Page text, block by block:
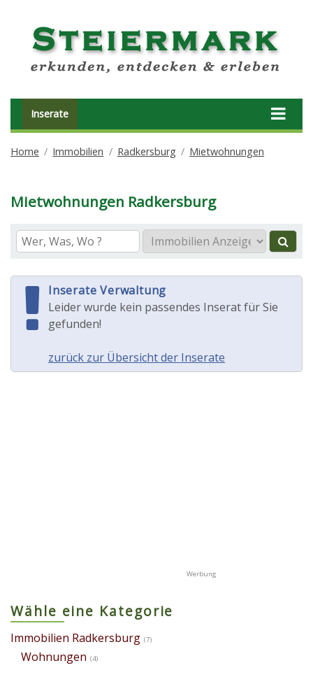
Inserate
Home Immobilien Radkersburg Mietwohnungen
Mietwohnungen Radkersburg
Inserate Verwaltung
Leider wurde kein passendes Inserat für Sie
gefunden!
zurück zur Übersicht der Inserate
Wähle eine Kategorie
Immobilien Radkersburg (7)
Wohnungen (4)